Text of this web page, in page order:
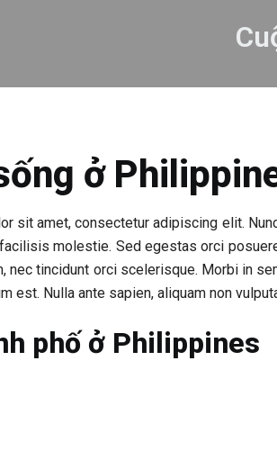
ở
sit amet, consectetur adipiscing elit.
molestie. Sed egestas orci
nec tincidunt orci scelerisque. Morbi in
est. Nulla ante sapien, aliquam non
phố ở Philippines